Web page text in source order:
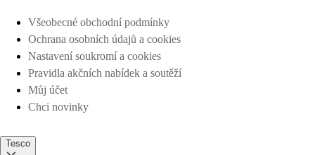
Všeobecné obchodní podmínky
Ochrana osobních údajů a cookies
Nastavení soukromí a cookies
Pravidla akčních nabídek a soutěží
Můj účet
Chci novinky
Tesco